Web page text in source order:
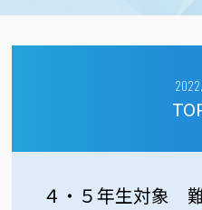
４・５年生対象